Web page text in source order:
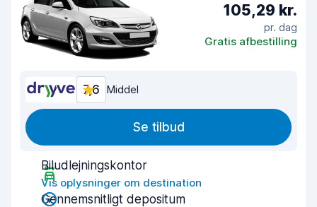
105,29 kr.
pr. dag
Gratis afbestilling
7,6 Middel
Se tilbud
Biludlejningskontor
Vis oplysninger om destination
Gennemsnitligt depositum